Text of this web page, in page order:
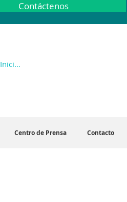
Contáctenos
Iniciar sesión
Centro de Prensa Contacto